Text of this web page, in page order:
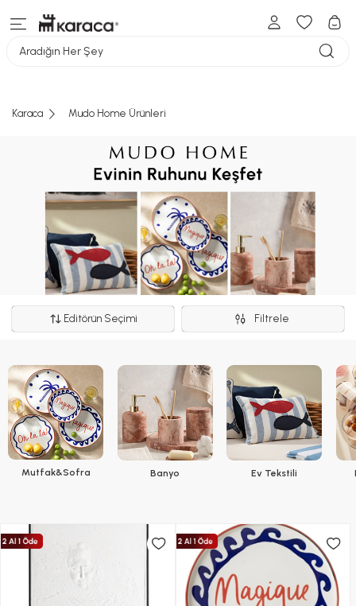
Aradığın Her Şey
Karaca Mudo Home Ürünleri
Editörün Seçimi Filtrele
Mutfak&Sofra Banyo Ev Tekstili